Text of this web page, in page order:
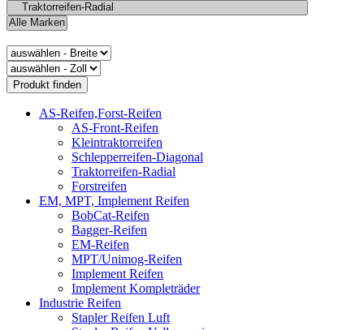
AS-Reifen,Forst-Reifen
AS-Front-Reifen
Kleintraktorreifen
Schlepperreifen-Diagonal
Traktorreifen-Radial
Forstreifen
EM, MPT, Implement Reifen
BobCat-Reifen
Bagger-Reifen
EM-Reifen
MPT/Unimog-Reifen
Implement Reifen
Implement Kompleträder
Industrie Reifen
Stapler Reifen Luft